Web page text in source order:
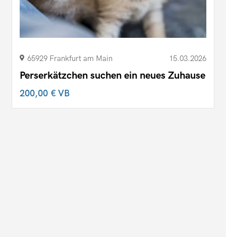
65929 Frankfurt am Main 15.03.2026
Perserkätzchen suchen ein neues Zuhause
200,00 €VB